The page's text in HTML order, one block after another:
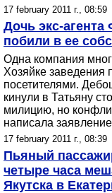
17 february 2011 г., 08:59
Дочь экс-
побили в ее
Одна компания
Хозяйке заведения
посетителями.
кинули в Татьяну
милицию, но
написала
17 february 2011 г., 08:39
Пьяный
четыре часа
Якутска в